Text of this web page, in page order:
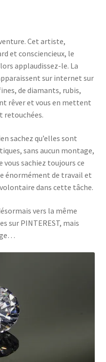
Cet artiste,
et consciencieux, le
applaudissez-le. La
sur internet sur
de diamants, rubis,
rêver et vous en mettent
retouchées.
sachez qu’elles sont
sans aucun montage,
sachiez toujours ce
énormément de travail et
dans cette tâche.
vers la même
sur PINTEREST, mais